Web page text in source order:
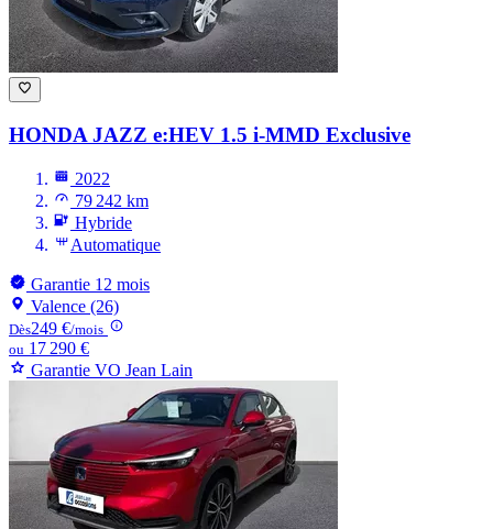
HONDA JAZZ e:HEV 1.5 i-MMD Exclusive
2022
79 242 km
Hybride
Automatique
Garantie 12 mois
Valence (26)
Dès249 €/mois
ou 17 290 €
Garantie VO Jean Lain